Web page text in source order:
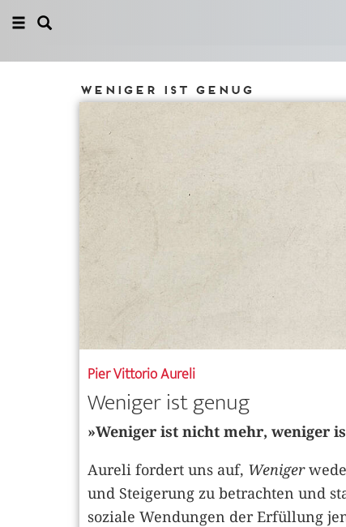
Weniger ist genug
Pier Vittorio Aureli
Weniger ist genug
»Weniger ist nicht mehr, weniger
Aureli fordert uns auf, Weniger
und Steigerung zu betrachten und
soziale Wendungen der Erfüllung